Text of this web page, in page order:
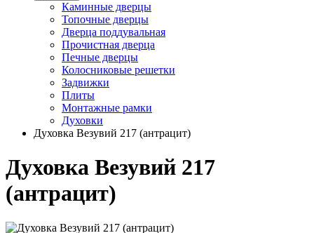
Каминные дверцы
Топочные дверцы
Дверца поддувальная
Прочистная дверца
Печные дверцы
Колосниковые решетки
Задвижки
Плиты
Монтажные рамки
Духовки
Духовка Везувий 217 (антрацит)
Духовка Везувий 217
(антрацит)